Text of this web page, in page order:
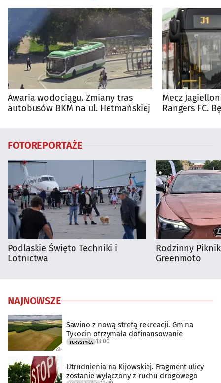
Awaria wodociągu. Zmiany tras
autobusów BKM na ul. Hetmańskiej
Mecz
Rangers FC.
FOTOREPORTAŻE
Podlaskie Święto Techniki i
Lotnictwa
Rodzinny
Greenmoto
NAJNOWSZE
Sawino z nową strefą rekreacji. Gmina
Tykocin otrzymała dofinansowanie
TURYSTYKA 13:00
Utrudnienia na Kijowskiej. Fragment ulicy
zostanie wyłączony z ruchu drogowego